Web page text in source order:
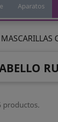
Aparatos
MASCARILLAS
productos.